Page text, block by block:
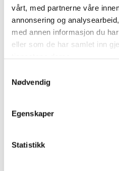
vårt, med partnerne våre
annonsering og
med annen informasjon du
eller som de har samlet inn
Nødvendig
Egenskaper
Statistikk
Så mye vil det lønne
Norsk Pensjon lanserer
du får oppdatert